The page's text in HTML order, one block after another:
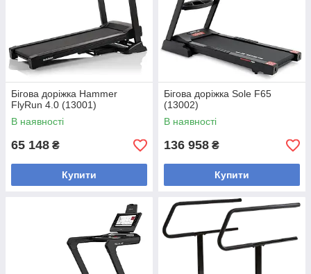
Бігова доріжка Hammer
FlyRun 4.0 (13001)
В наявності
65 148 ₴
Купити
Бігова доріжка Sole F65
(13002)
В наявності
136 958 ₴
Купити